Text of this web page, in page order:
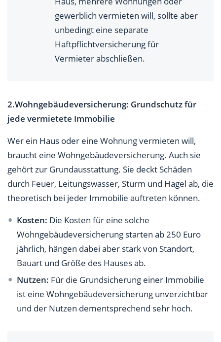
gewerblich vermieten will, sollte aber
unbedingt eine separate
Haftpflichtversicherung für
Vermieter abschließen.
2.Wohngebäudeversicherung: Grundschutz für
jede vermietete Immobilie
Wer ein Haus oder eine Wohnung vermieten will,
braucht eine Wohngebäudeversicherung. Auch sie
gehört zur Grundausstattung. Sie deckt Schäden
durch Feuer, Leitungswasser, Sturm und Hagel ab, die
theoretisch bei jeder Immobilie auftreten können.
Kosten: Die Kosten für eine solche
Wohngebäudeversicherung starten ab 250 Euro
jährlich, hängen dabei aber stark von Standort,
Bauart und Größe des Hauses ab.
Nutzen: Für die Grundsicherung einer Immobilie
ist eine Wohngebäudeversicherung unverzichtbar
und der Nutzen dementsprechend sehr hoch.